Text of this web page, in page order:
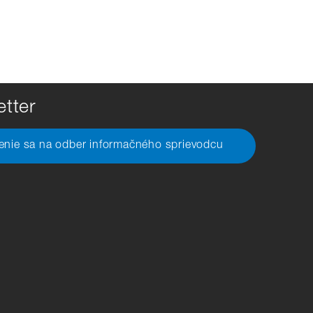
sa na odber informačného sprievodcu